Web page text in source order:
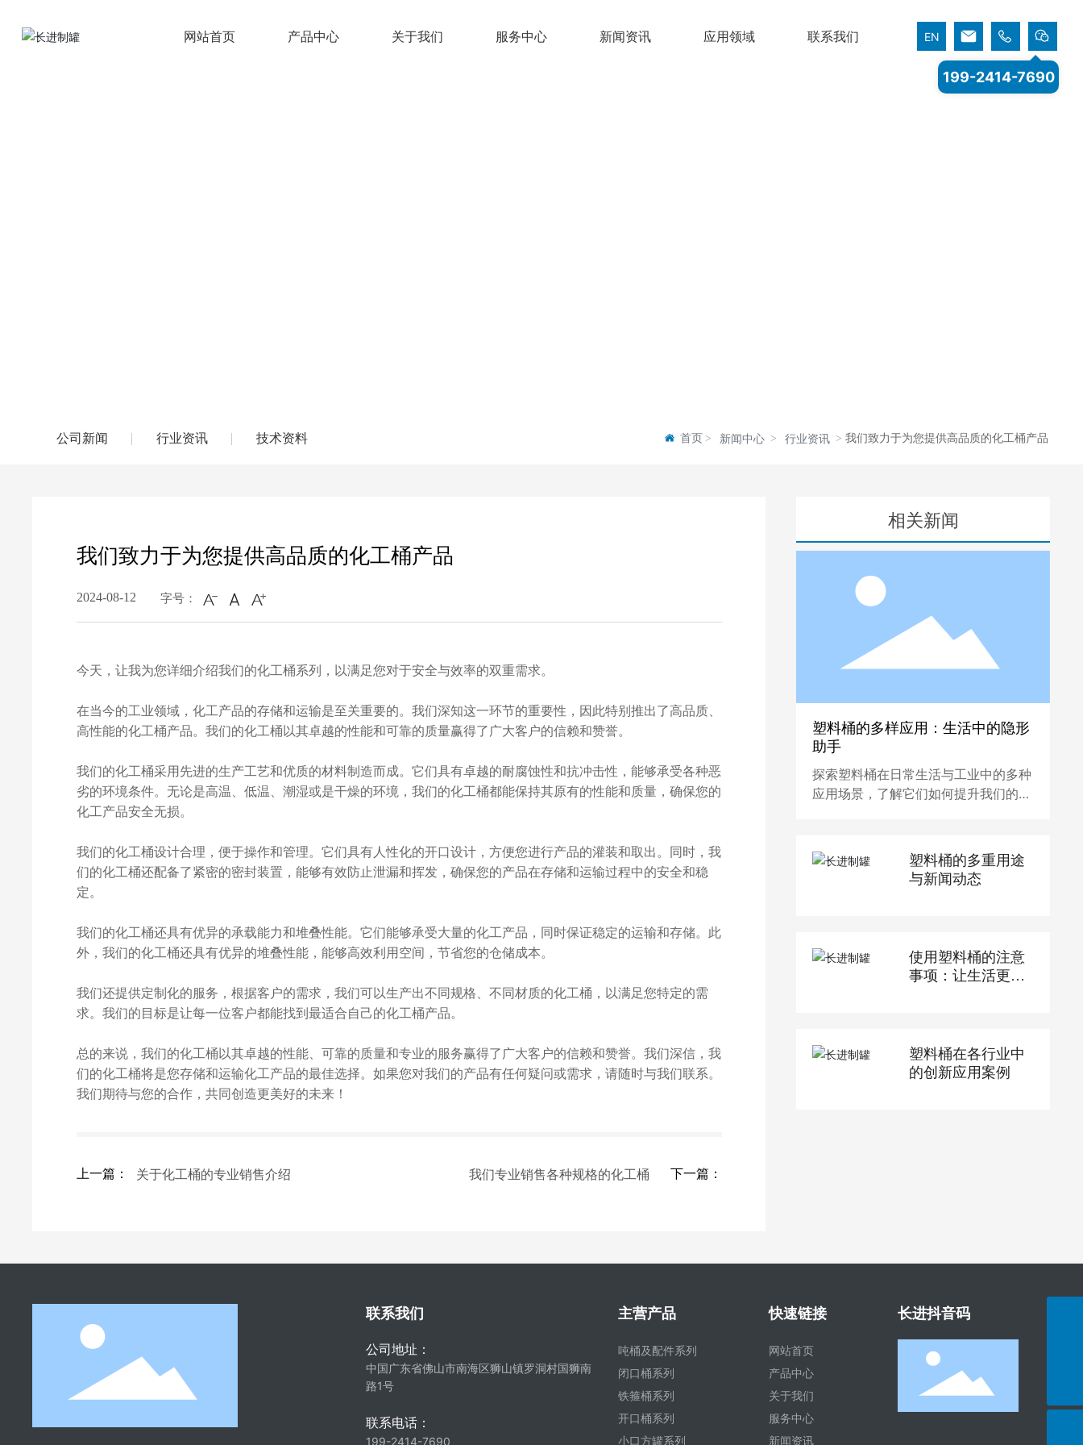
网站首页 产品中心 关于我们 服务中心 新闻资讯 应用领域 联系我们 EN
199-2414-7690
公司新闻 行业资讯 技术资料 首页 新闻中心 行业资讯 我们致力于为您提供高品质的化工桶产品
我们致力于为您提供高品质的化工桶产品
2024-08-12 字号：
今天，让我为您详细介绍我们的化工桶系列，以满足您对于安全与效率的双重需求。
在当今的工业领域，化工产品的存储和运输是至关重要的。我们深知这一环节的重要性，因此特别推出了高品质、
高性能的化工桶产品。我们的化工桶以其卓越的性能和可靠的质量赢得了广大客户的信赖和赞誉。
我们的化工桶采用先进的生产工艺和优质的材料制造而成。它们具有卓越的耐腐蚀性和抗冲击性，能够承受各种恶
劣的环境条件。无论是高温、低温、潮湿或是干燥的环境，我们的化工桶都能保持其原有的性能和质量，确保您的
化工产品安全无损。
我们的化工桶设计合理，便于操作和管理。它们具有人性化的开口设计，方便您进行产品的灌装和取出。同时，我
们的化工桶还配备了紧密的密封装置，能够有效防止泄漏和挥发，确保您的产品在存储和运输过程中的安全和稳
定。
我们的化工桶还具有优异的承载能力和堆叠性能。它们能够承受大量的化工产品，同时保证稳定的运输和存储。此
外，我们的化工桶还具有优异的堆叠性能，能够高效利用空间，节省您的仓储成本。
我们还提供定制化的服务，根据客户的需求，我们可以生产出不同规格、不同材质的化工桶，以满足您特定的需
求。我们的目标是让每一位客户都能找到最适合自己的化工桶产品。
总的来说，我们的化工桶以其卓越的性能、可靠的质量和专业的服务赢得了广大客户的信赖和赞誉。我们深信，我
们的化工桶将是您存储和运输化工产品的最佳选择。如果您对我们的产品有任何疑问或需求，请随时与我们联系。
我们期待与您的合作，共同创造更美好的未来！
上一篇： 关于化工桶的专业销售介绍 我们专业销售各种规格的化工桶 下一篇：
相关新闻
塑料桶的多样应用：生活中的隐形
助手
探索塑料桶在日常生活与工业中的多种
应用场景，了解它们如何提升我们的生
塑料桶的多重用途
与新闻动态
使用塑料桶的注意
事项：让生活更便
塑料桶在各行业中
的创新应用案例
联系我们
公司地址：
中国广东省佛山市南海区狮山镇罗洞村国狮南
路1号
联系电话：
199-2414-7690
主营产品
吨桶及配件系列
闭口桶系列
铁箍桶系列
开口桶系列
小口方罐系列
快速链接
网站首页
产品中心
关于我们
服务中心
新闻资讯
长进抖音码
19924147690
邮箱：
changjinsl@163.com